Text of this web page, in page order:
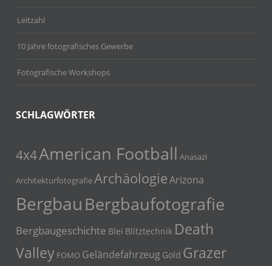
Leitzahl
10 Jahre fotografisches Gewerbe
Fotografische Workshops
SCHLAGWÖRTER
4x4American Football Anasazi
ArchitekturfotografieArchäologieArizona
BergbauBergbaufotografie
Bergbaugeschichte Blei Blitztechnik Death
Valley FOMO Geländefahrzeug Gold Grazer